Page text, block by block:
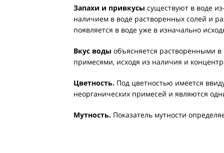
Запахи и привкусы существуют в воде
наличием в воде растворенных солей и
появляется в воде уже в изначально
Вкус воды объясняется растворенными в
примесями, исходя из наличия и
Цветность. Под цветностью имеется
неорганических примесей и являются
Мутность. Показатель мутности